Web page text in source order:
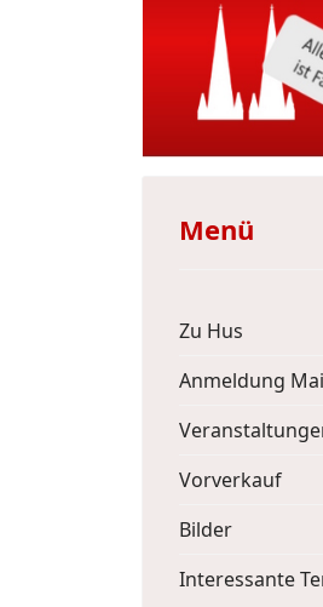
Menü
Zu Hus
Anmeldung
Vorverkauf
Bilder
Interessante